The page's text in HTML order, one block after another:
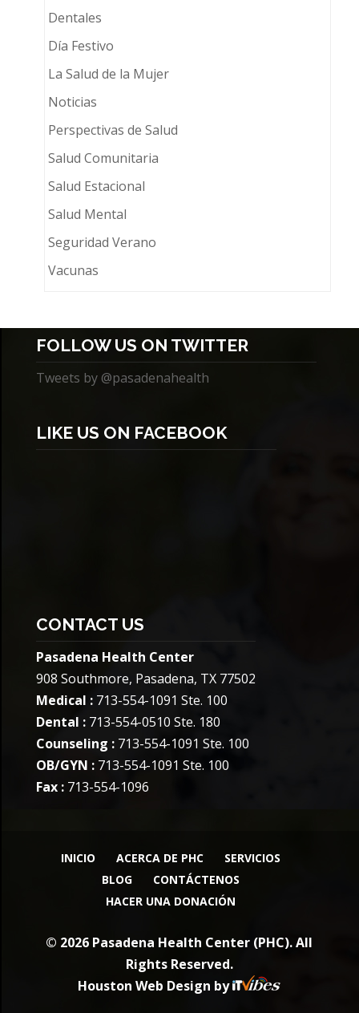
Dentales
Día Festivo
La Salud de la Mujer
Noticias
Perspectivas de Salud
Salud Comunitaria
Salud Estacional
Salud Mental
Seguridad Verano
Vacunas
FOLLOW US ON TWITTER
Tweets by @pasadenahealth
LIKE US ON FACEBOOK
CONTACT US
Pasadena Health Center
908 Southmore, Pasadena, TX 77502
Medical :713-554-1091 Ste. 100
Dental :713-554-0510 Ste. 180
Counseling :713-554-1091 Ste. 100
OB/GYN :713-554-1091 Ste. 100
Fax :713-554-1096
INICIO ACERCA DE PHC
SERVICIOS
BLOG
CONTÁCTENOS
HACER UNA DONACIÓN
© 2026 Pasadena Health Center (PHC). All
Rights Reserved.
Houston Web Design by